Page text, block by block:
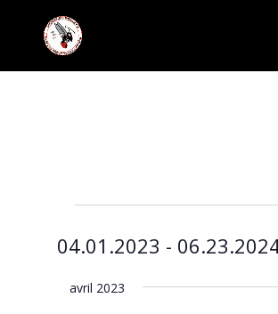
Évènements
04.01.2023 -
uneavril 2023